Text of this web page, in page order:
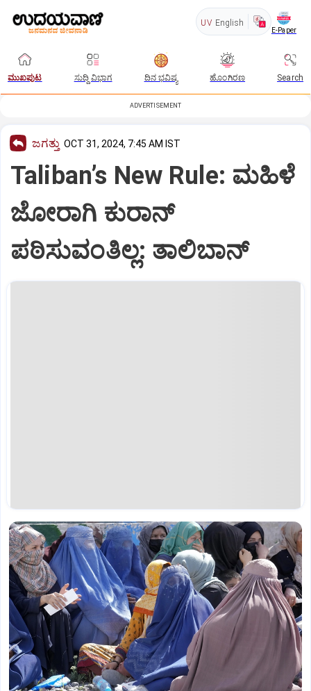
UV English
E-Paper
ಮುಖಪುಟ ಸುದ್ದಿ ವಿಭಾಗ ದಿನ ಭವಿಷ್ಯ ಹೊಂಗಿರಣ Search
ADVERTISEMENT
ಜಗತ್ತು OCT 31, 2024, 7:45 AM IST
Taliban’s New Rule: ಮಹಿಳೆ
ಜೋರಾಗಿ ಕುರಾನ್‌
ಪಠಿಸುವಂತಿಲ್ಲ: ತಾಲಿಬಾನ್‌